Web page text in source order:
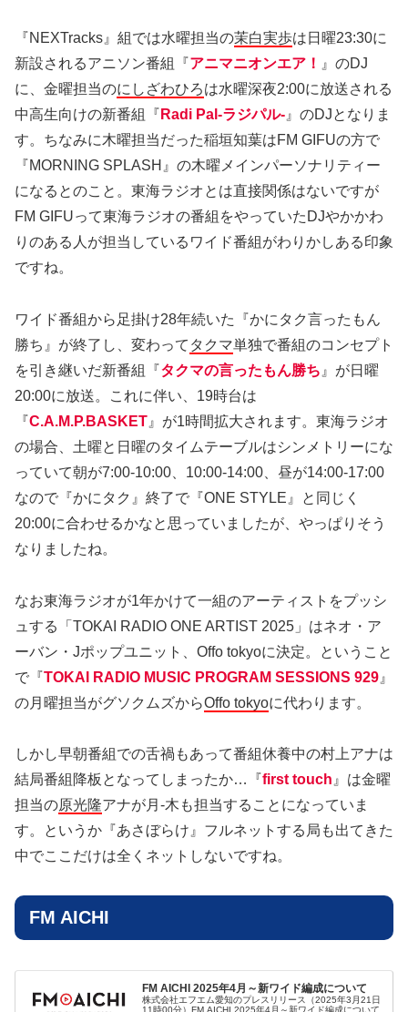
『NEXTracks』組では水曜担当の茉白実歩は日曜23:30に
新設されるアニソン番組『アニマニオンエア！ 』のDJ
に、金曜担当のにしざわひろは水曜深夜2:00に放送される
中高生向けの新番組『 Radi Pal-ラジパル- 』のDJとなりま
す。ちなみに木曜担当だった稲垣知葉はFM GIFUの方で
『MORNING SPLASH』の木曜メインパーソナリティー
になるとのこと。東海ラジオとは直接関係はないですが
FM GIFUって東海ラジオの番組をやっていたDJやかかわ
りのある人が担当しているワイド番組がわりかしある印象
ですね。
ワイド番組から足掛け28年続いた『かにタク言ったもん
勝ち』が終了し、変わって タクマ単独で番組のコンセプト
を引き継いだ新番組『タクマの言ったもん勝ち 』が日曜
20:00に放送。これに伴い、19時台は
『C.A.M.P.BASKET 』が1時間拡大されます。東海ラジオ
の場合、土曜と日曜のタイムテーブルはシンメトリーにな
っていて朝が7:00-10:00、10:00-14:00、昼が14:00-17:00
なので『かにタク』終了で『ONE STYLE』と同じく
20:00に合わせるかなと思っていましたが、やっぱりそう
なりましたね。
なお東海ラジオが1年かけて一組のアーティストをプッシ
ュする「TOKAI RADIO ONE ARTIST 2025」はネオ・ア
ーバン・Jポップユニット、Offo tokyoに決定。ということ
で『TOKAI RADIO MUSIC PROGRAM SESSIONS 929 』
の月曜担当がグソクムズからOffo tokyoに代わります。
しかし早朝番組での舌禍もあって番組休養中の村上アナは
結局番組降板となってしまったか…『first touch』は金曜
担当の原光隆アナが月-木も担当することになっていま
す。というか『あさぼらけ』フルネットする局も出てきた
中でここだけは全くネットしないですね。
FM AICHI
FM AICHI 2025年4月～新ワイド編成について
株式会社エフエム愛知のプレスリリース（2025年3月21日
11時00分）FM AICHI 2025年4月～新ワイド編成について